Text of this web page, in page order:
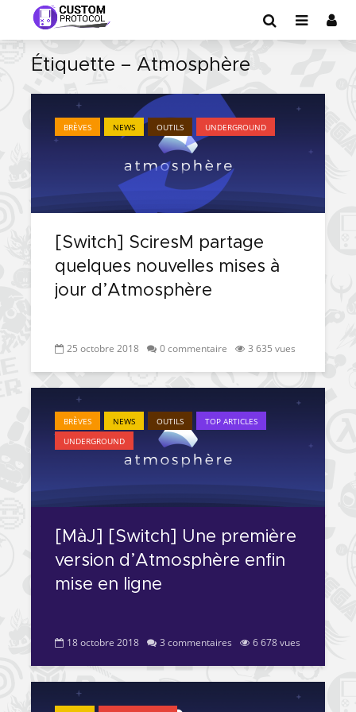
Étiquette – Atmosphère
BRÈVES NEWS OUTILS UNDERGROUND
[Switch] SciresM partage
quelques nouvelles mises à
jour d’Atmosphère
25 octobre 2018 0 commentaire 3 635 vues
BRÈVES NEWS OUTILS
TOP ARTICLES
UNDERGROUND
[MàJ] [Switch] Une première
version d’Atmosphère enfin
mise en ligne
18 octobre 2018 3 commentaires 6 678 vues